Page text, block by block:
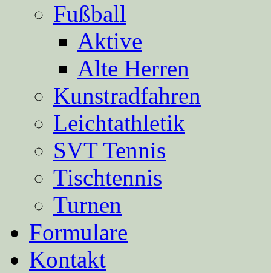
Fußball
Aktive
Alte Herren
Kunstradfahren
Leichtathletik
SVT Tennis
Tischtennis
Turnen
Formulare
Kontakt